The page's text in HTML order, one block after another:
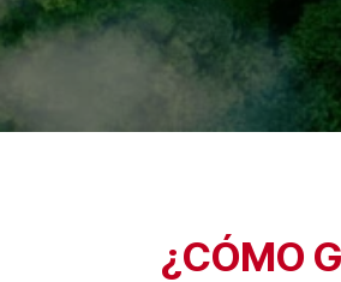
¿CÓMO